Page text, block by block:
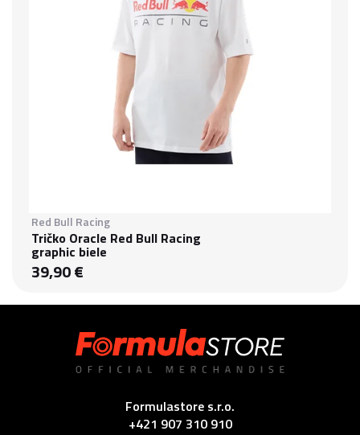
Red Bull Racing
Tričko Oracle Red Bull Racing
graphic biele
39,90 €
Formulastore s.r.o.
+421 907 310 910